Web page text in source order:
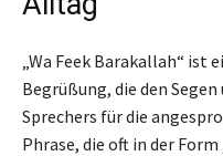
„Wa Feek Barakallah“ ist
Begrüßung, die den
Sprechers für die
Phrase, die oft in der